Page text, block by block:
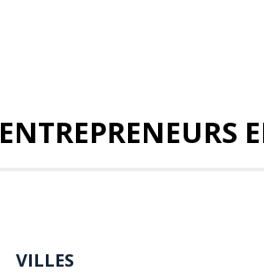
ENTREPRENEURS
VILLES